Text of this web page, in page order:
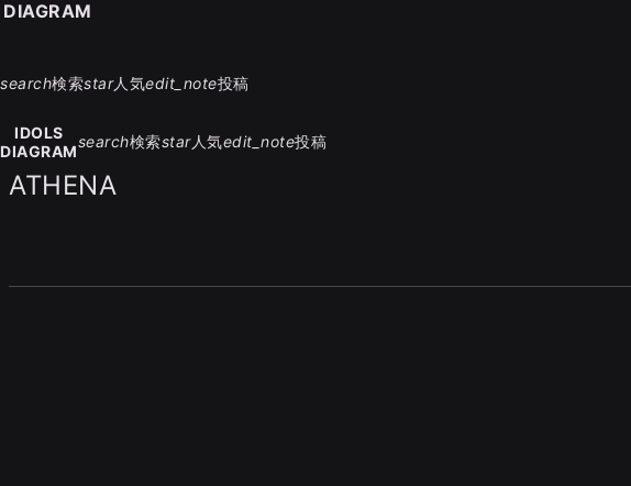
search検索star人気edit_note投稿
IDOLS
DIAGRAM
search検索star人気edit_note投稿
ATHENA